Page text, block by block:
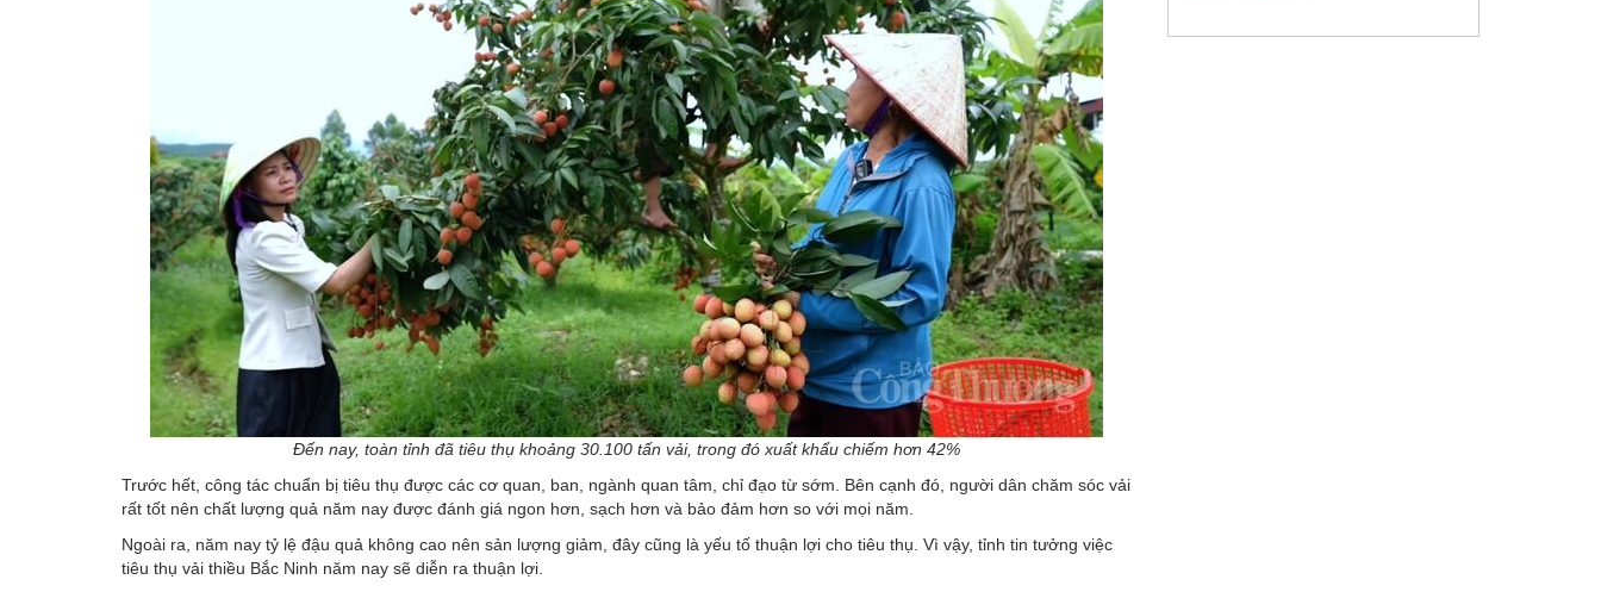
Đến nay, toàn tỉnh đã tiêu thụ khoảng 30.100 tấn vải, trong đó xuất khẩu chiếm hơn 42%
Trước hết, công tác chuẩn bị tiêu thụ được các cơ quan, ban, ngành quan tâm, chỉ đạo từ sớm. Bên cạnh đó, người dân chăm sóc vải
rất tốt nên chất lượng quả năm nay được đánh giá ngon hơn, sạch hơn và bảo đảm hơn so với mọi năm.
Ngoài ra, năm nay tỷ lệ đậu quả không cao nên sản lượng giảm, đây cũng là yếu tố thuận lợi cho tiêu thụ. Vì vậy, tỉnh tin tưởng việc
tiêu thụ vải thiều Bắc Ninh năm nay sẽ diễn ra thuận lợi.